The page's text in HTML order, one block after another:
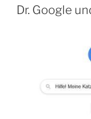
AM
Dr. Google